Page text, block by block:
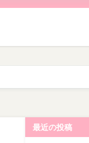
最近の投稿